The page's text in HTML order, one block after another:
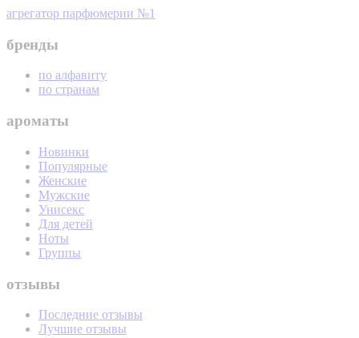
агрегатор парфюмерии №1
бренды
по алфавиту
по странам
ароматы
Новинки
Популярные
Женские
Мужские
Унисекс
Для детей
Ноты
Группы
отзывы
Последние отзывы
Лучшие отзывы